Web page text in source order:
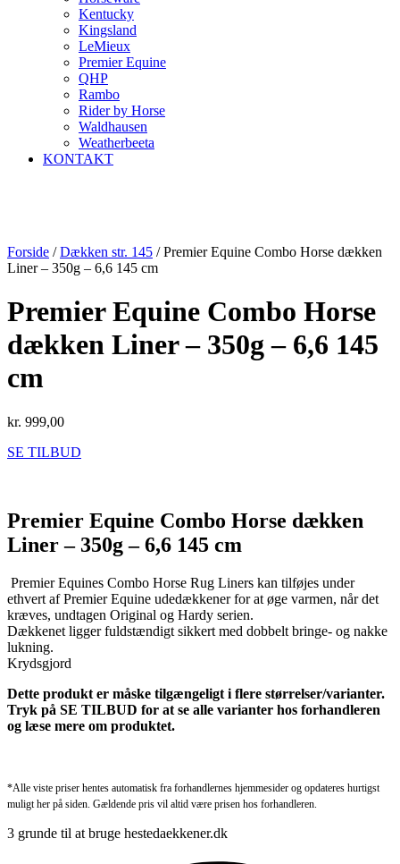
Kentucky
Kingsland
LeMieux
Premier Equine
QHP
Rambo
Rider by Horse
Waldhausen
Weatherbeeta
KONTAKT
Forside /Dækken str. 145 / Premier Equine Combo Horse dækken
Liner – 350g – 6,6 145 cm
Premier Equine Combo Horse
dækken Liner – 350g – 6,6 145
cm
kr. 999,00
SE TILBUD
Premier Equine Combo Horse dækken
Liner – 350g – 6,6 145 cm
Premier Equines Combo Horse Rug Liners kan tilføjes under
ethvert af Premier Equine udedækkener for at øge varmen, når det
kræves, undtagen Original og Hardy serien.
Dækkenet ligger fuldstændigt sikkert med dobbelt bringe- og nakke
lukning.
Krydsgjord
Dette produkt er måske tilgængeligt i flere størrelser/varianter.
Tryk på SE TILBUD for at se alle varianter hos forhandleren
og læse mere om produktet.
*Alle viste priser hentes automatisk fra forhandlernes hjemmesider og opdateres hurtigst
muligt her på siden. Gældende pris vil altid være prisen hos forhandleren.
3 grunde til at bruge hestedaekkener.dk